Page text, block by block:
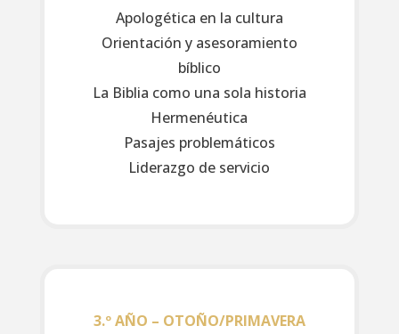
Apologética en la cultura
Orientación y asesoramiento
bíblico
La Biblia como una sola historia
Hermenéutica
Pasajes problemáticos
Liderazgo de servicio
3.º AÑO – OTOÑO/PRIMAVERA